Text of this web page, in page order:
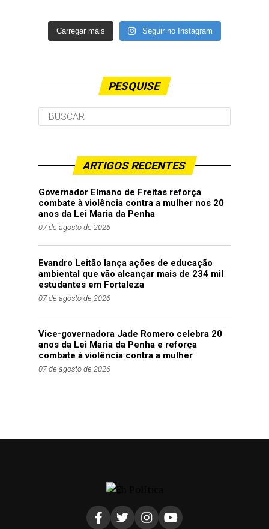
Carregar mais Seguir no Instagram
PESQUISE
ARTIGOS RECENTES
Governador Elmano de Freitas reforça
combate à violência contra a mulher nos 20
anos da Lei Maria da Penha
07 de agosto de 2026
Evandro Leitão lança ações de educação
ambiental que vão alcançar mais de 234 mil
estudantes em Fortaleza
07 de agosto de 2026
Vice-governadora Jade Romero celebra 20
anos da Lei Maria da Penha e reforça
combate à violência contra a mulher
07 de agosto de 2026